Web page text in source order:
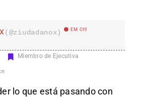
(@ziudadanox) EM Off
Miembro de Ejecutiva
lo que está pasando con